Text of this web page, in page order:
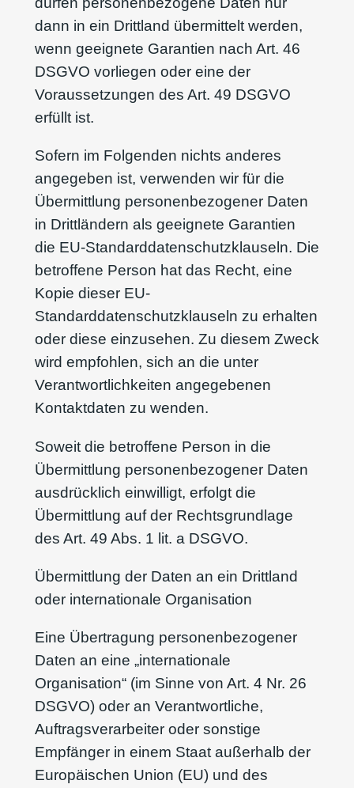
dann in ein Drittland übermittelt werden,
wenn geeignete Garantien nach Art. 46
DSGVO vorliegen oder eine der
Voraussetzungen des Art. 49 DSGVO
erfüllt ist.
Sofern im Folgenden nichts anderes
angegeben ist, verwenden wir für die
Übermittlung personenbezogener Daten
in Drittländern als geeignete Garantien
die EU-Standarddatenschutzklauseln. Die
betroffene Person hat das Recht, eine
Kopie dieser EU-
Standarddatenschutzklauseln zu erhalten
oder diese einzusehen. Zu diesem Zweck
wird empfohlen, sich an die unter
Verantwortlichkeiten angegebenen
Kontaktdaten zu wenden.
Soweit die betroffene Person in die
Übermittlung personenbezogener Daten
ausdrücklich einwilligt, erfolgt die
Übermittlung auf der Rechtsgrundlage
des Art. 49 Abs. 1 lit. a DSGVO.
Übermittlung der Daten an ein Drittland
oder internationale Organisation
Eine Übertragung personenbezogener
Daten an eine „internationale
Organisation“ (im Sinne von Art. 4 Nr. 26
DSGVO) oder an Verantwortliche,
Auftragsverarbeiter oder sonstige
Empfänger in einem Staat außerhalb der
Europäischen Union (EU) und des